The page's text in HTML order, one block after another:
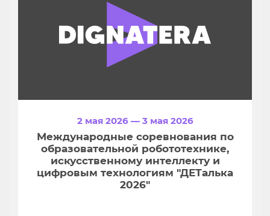
2 мая 2026 — 3 мая 2026
Международные соревнования по
образовательной робототехнике,
искусственному интеллекту и
цифровым технологиям "ДЕТалька
2026"